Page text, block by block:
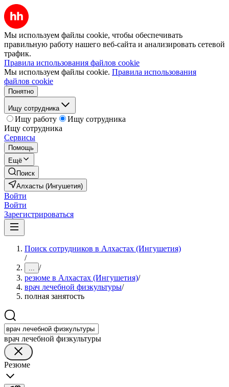
Мы используем файлы cookie, чтобы обеспечивать
правильную работу нашего веб-сайта и анализировать сетевой
трафик.
Правила использования файлов cookie
Мы используем файлы cookie. Правила использования
файлов cookie
Понятно
Ищу сотрудника
Ищу работу
Ищу сотрудника
Ищу сотрудника
Сервисы
Помощь
Ещё
Поиск
Алхасты (Ингушетия)
Войти
Войти
Зарегистрироваться
Поиск сотрудников в Алхастах (Ингушетия)
/
... /
резюме в Алхастах (Ингушетия)/
врач лечебной физкультуры/
полная занятость
врач лечебной физкультуры
Резюме